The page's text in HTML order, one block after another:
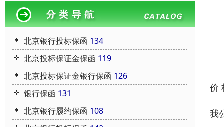
北京银行投标保函 134
北京投标保证金保函 119
北京投标保证金银行保函 126
银行保函 131
北京银行履约保函 108
价
我